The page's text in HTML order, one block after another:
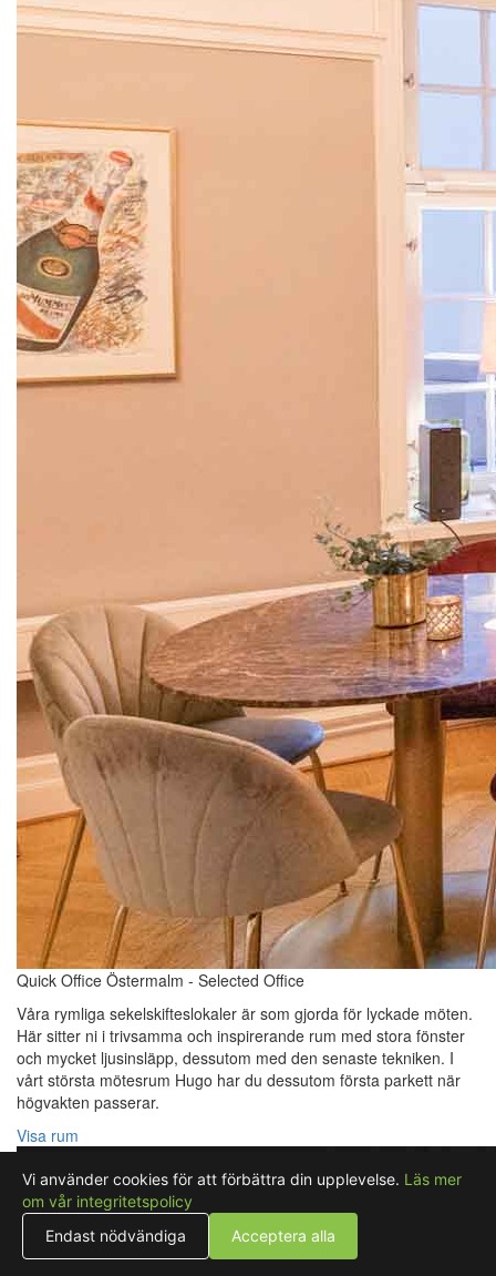
Quick Office Östermalm - Selected Office
Våra rymliga sekelskifteslokaler är som gjorda för lyckade möten.
Här sitter ni i trivsamma och inspirerande rum med stora fönster
och mycket ljusinsläpp, dessutom med den senaste tekniken. I
vårt största mötesrum Hugo har du dessutom första parkett när
högvakten passerar.
Visa rum
Vi använder cookies för att förbättra din upplevelse. Läs mer
om vår integritetspolicy
Endast nödvändiga
Acceptera alla